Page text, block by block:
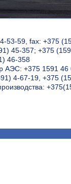
53-59, fax: +375
45-357; +375
46-358
АЭС: +375 1591 46
4-67-19, +375